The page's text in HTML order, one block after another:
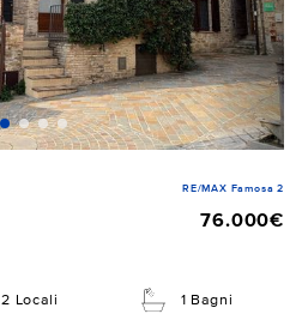
RE/MAX Famosa 2
76.000€
2 Locali 1 Bagni